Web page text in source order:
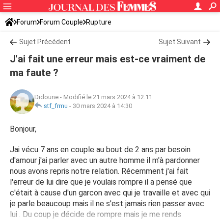
Forum Forum Couple Rupture
Sujet Précédent Sujet Suivant
J'ai fait une erreur mais est-ce vraiment de
ma faute ?
Didoune - Modifié le 21 mars 2024 à 12:11
stf_frmu - 30 mars 2024 à 14:30
Bonjour,
Jai vécu 7 ans en couple au bout de 2 ans par besoin
d'amour j'ai parler avec un autre homme il m'à pardonner
nous avons repris notre relation. Récemment j'ai fait
l'erreur de lui dire que je voulais rompre il a pensé que
c'était à cause d'un garcon avec qui je travaille et avec qui
je parle beaucoup mais il ne s'est jamais rien passer avec
lui . Du coup je décide de rompre mais je me rends